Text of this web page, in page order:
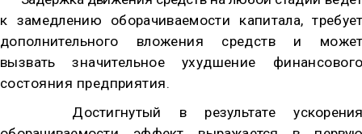
к замедлению оборачиваемости капитала,
допол­нительного вложения средств и
вызвать значительное ухуд­шение
состояния предприятия.
Достигнутый в результате